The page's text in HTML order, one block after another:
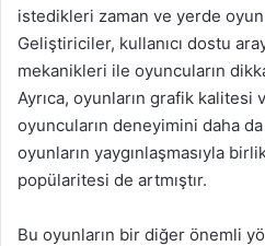
istedikleri zaman ve yerde oyun
Geliştiriciler, kullanıcı dostu
mekanikleri ile oyuncuların
Ayrıca, oyunların grafik kalitesi
oyuncuların deneyimini daha
oyunların yaygınlaşmasıyla
popülaritesi de artmıştır.
Bu oyunların bir diğer önemli